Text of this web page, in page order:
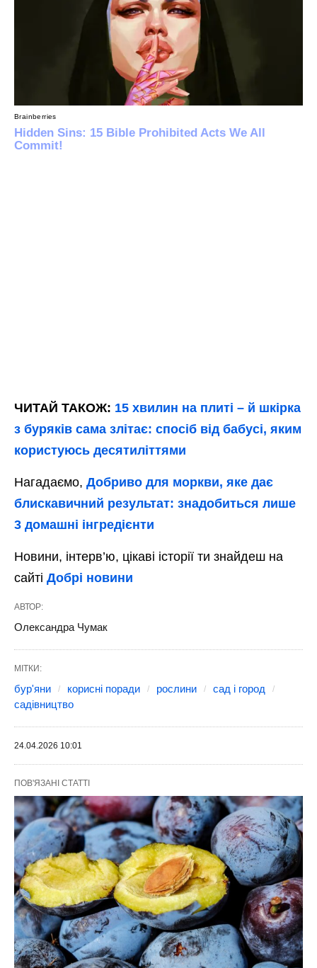
ЧИТАЙ ТАКОЖ: 15 хвилин на плиті – й шкірка
з буряків сама злітає: спосіб від бабусі, яким
користуюсь десятиліттями
Нагадаємо, Добриво для моркви, яке дає
блискавичний результат: знадобиться лише
3 домашні інгредієнти
Новини, інтерв’ю, цікаві історії ти знайдеш на
сайті Добрі новини
АВТОР:
Олександра Чумак
МІТКИ:
бур'яни корисні поради рослини
сад і город
садівництво
24.04.2026 10:01
ПОВ'ЯЗАНІ СТАТТІ